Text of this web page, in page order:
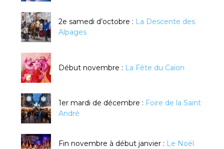
2e samedi d’octobre : La Descente des
Alpages
Début novembre : La Fête du Caïon
1er mardi de décembre : Foire de la Saint
André
Fin novembre à début janvier : Le Noël